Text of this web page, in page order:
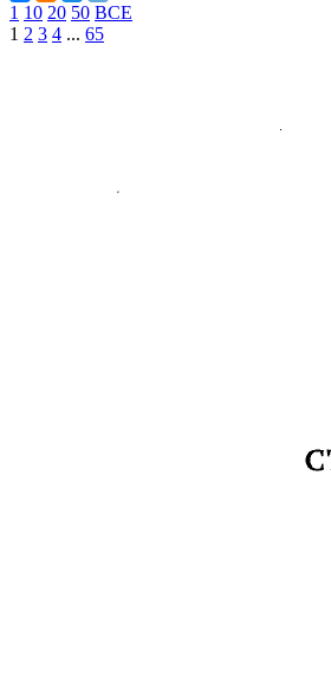
1 10 20 50 ВСЕ
1 2 3 4 ... 65